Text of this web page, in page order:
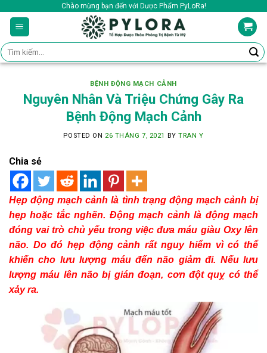
content
Chào mừng bạn đến với Dược Phẩm PyLoRa!
Tìm
kiếm:
BỆNH ĐỘNG MẠCH CẢNH
Nguyên Nhân Và Triệu Chứng Gây Ra
Bệnh Động Mạch Cảnh
POSTED ON 26 THÁNG 7, 2021 BYTRAN Y
Chia sẻ
Hẹp động mạch cảnh là tình trạng động mạch cảnh bị
hẹp hoặc tắc nghẽn. Động mạch cảnh là động mạch
đóng vai trò chủ yếu trong việc đưa máu giàu Oxy lên
não. Do đó hẹp động cảnh rất nguy hiểm vì có thể
khiến cho lưu lượng máu đến não giảm đi. Nếu lưu
lượng máu lên não bị gián đoạn, cơn đột quỵ có thể
xảy ra.